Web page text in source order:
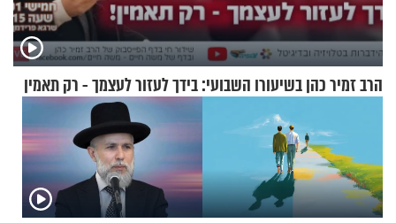
הרב זמיר כהן בשיעורו השבועי: בידך לעזור לעצמך - רק תאמין